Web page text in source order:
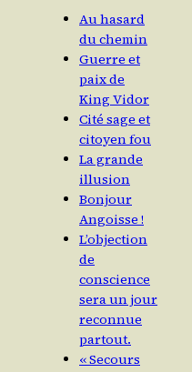
Au hasard
du chemin
Guerre et
paix de
King Vidor
Cité sage et
citoyen fou
La grande
illusion
Bonjour
Angoisse !
L’objection
de
conscience
sera un jour
reconnue
partout.
« Secours